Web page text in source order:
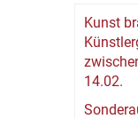
Kunst
14.02.